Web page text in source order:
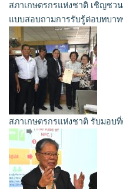
สภาเกษตรกรแห่งชาติ เชิญชว
แบบสอบถามการรับรู้ต่อบทบา
สภาเกษตรกรแห่งชาติ รับมอ